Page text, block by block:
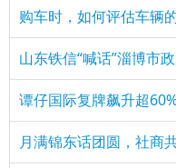
购车时，如何评估车辆
山东铁信“喊话”淄博市
谭仔国际复牌飙升超
月满锦东话团圆，社商